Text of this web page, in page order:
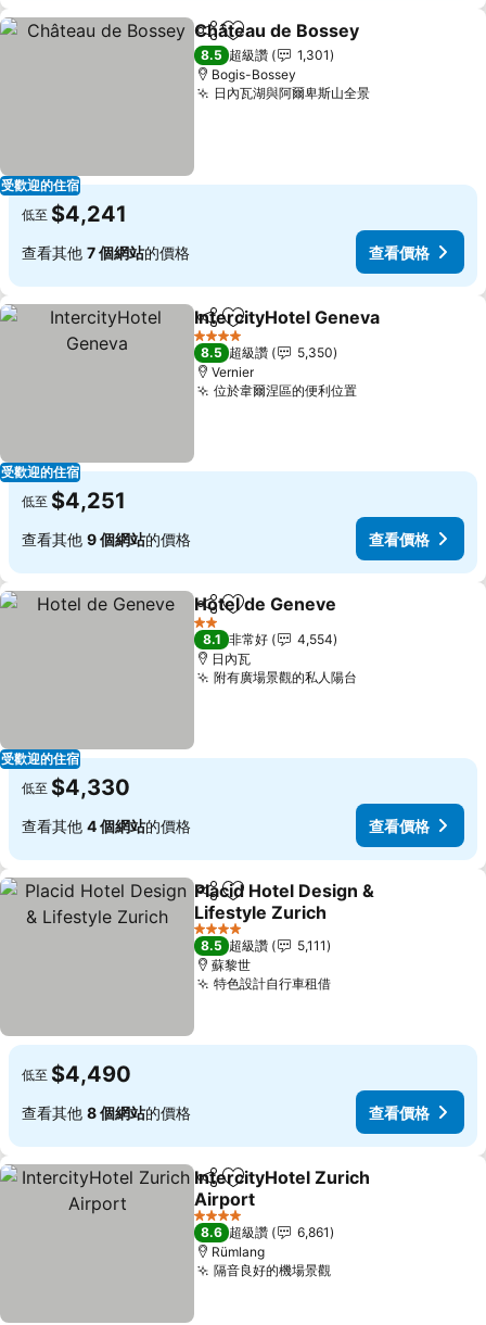
受歡迎的住宿
分享 加入我的最愛
Château de Bossey
8.5 超級讚
1,301
Bogis-Bossey
日內瓦湖與阿爾卑斯山全景查看價格
低至 $4,241
查看其他 7 個網站的價格 查看價格
受歡迎的住宿
分享 加入我的最愛
IntercityHotel Geneva
4 星級
8.5 超級讚
5,350
Vernier
位於韋爾涅區的便利位置查看價格
低至 $4,251
查看其他 9 個網站的價格 查看價格
受歡迎的住宿
分享 加入我的最愛
Hotel de Geneve
2 星級
8.1 非常好
4,554
日內瓦
附有廣場景觀的私人陽台
低至 $4,330
查看其他 4 個網站的價格 查看價格
分享 加入我的最愛
Placid Hotel Design &
Lifestyle Zurich
查看價格
4 星級
8.5 超級讚
5,111
蘇黎世
特色設計自行車租借查看價格
低至 $4,490
查看其他 8 個網站的價格 查看價格
分享 加入我的最愛
IntercityHotel Zurich
Airport
查看價格
4 星級
8.6 超級讚
6,861
Rümlang
隔音良好的機場景觀查看價格